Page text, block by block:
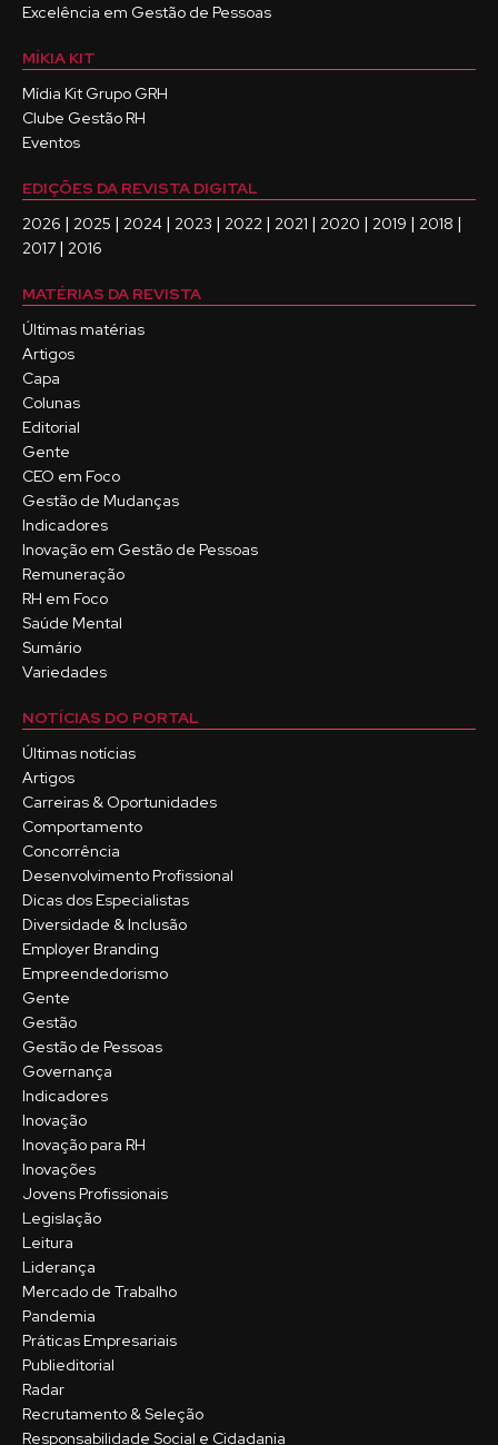
Excelência em Gestão de Pessoas
MÍKIA KIT
Mídia Kit Grupo GRH
Clube Gestão RH
Eventos
EDIÇÕES DA REVISTA DIGITAL
2026 | 2025 | 2024 | 2023 | 2022 | 2021 | 2020 | 2019 | 2018 |
2017 | 2016
MATÉRIAS DA REVISTA
Últimas matérias
Artigos
Capa
Colunas
Editorial
Gente
CEO em Foco
Gestão de Mudanças
Indicadores
Inovação em Gestão de Pessoas
Remuneração
RH em Foco
Saúde Mental
Sumário
Variedades
NOTÍCIAS DO PORTAL
Últimas notícias
Artigos
Carreiras & Oportunidades
Comportamento
Concorrência
Desenvolvimento Profissional
Dicas dos Especialistas
Diversidade & Inclusão
Employer Branding
Empreendedorismo
Gente
Gestão
Gestão de Pessoas
Governança
Indicadores
Inovação
Inovação para RH
Inovações
Jovens Profissionais
Legislação
Leitura
Liderança
Mercado de Trabalho
Pandemia
Práticas Empresariais
Publieditorial
Radar
Recrutamento & Seleção
Responsabilidade Social e Cidadania